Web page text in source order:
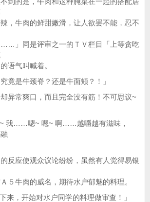
，牛肉的鲜甜嫩滑，让人欲罢不能，忍不
」同是评审之一的ＴＶ栏目「上等贪吃
语气叫喊着。
是牛颈脊？还是牛面颊？！」
常爽口，而且完全没有筋！不可思议~
……嗯~ 嗯~ 啊……越嚼越有滋味，
应使观众议论纷纷，虽然有人觉得易银
５牛肉的威名，期待水户郁魅的料理。
，开始对水户同学的料理做审查！」